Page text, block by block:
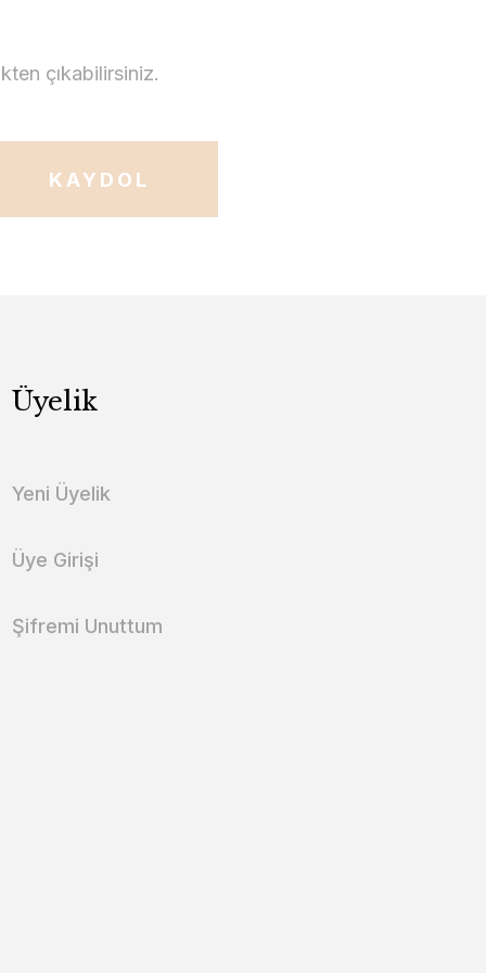
çıkabilirsiniz.
KAYDOL
Üyelik
Yeni Üyelik
Üye Girişi
Şifremi Unuttum